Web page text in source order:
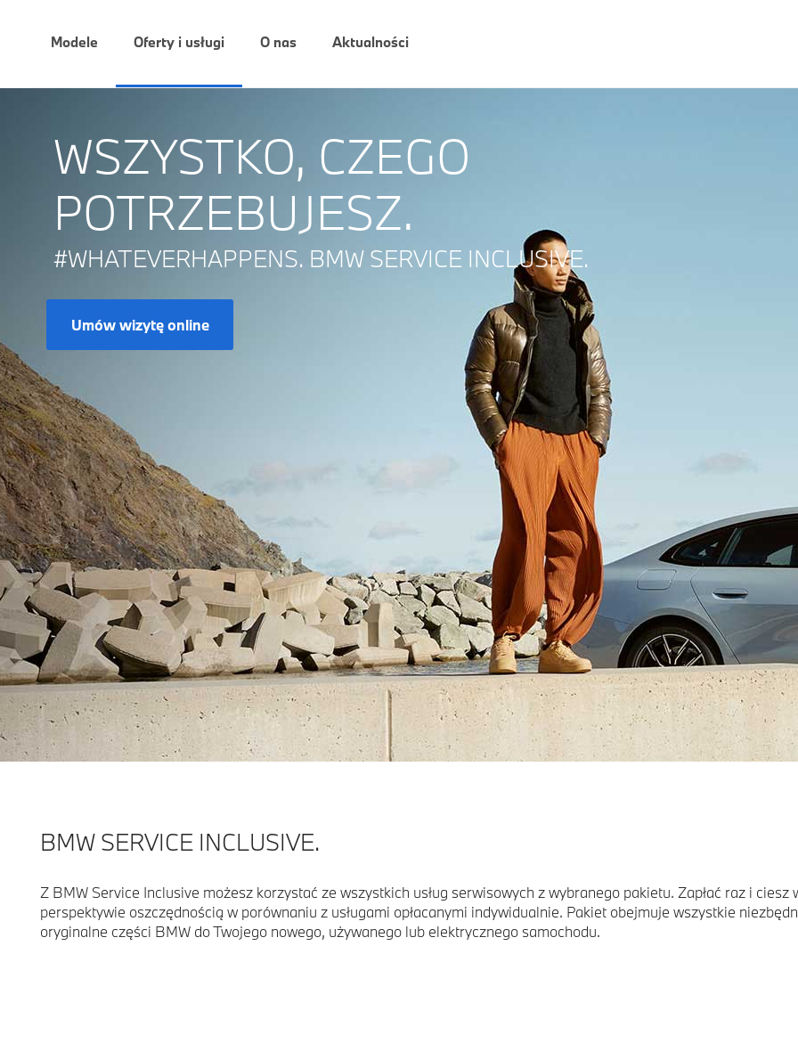
Modele Oferty i usługi O nas Aktualności
WSZYSTKO, CZEGO
POTRZEBUJESZ.
#WHATEVERHAPPENS. BMW SERVICE INCLUSIVE.
Umów wizytę online
BMW SERVICE INCLUSIVE.
Z BMW Service Inclusive możesz korzystać ze wszystkich usług serwisowych z wybranego pakietu. Zapłać raz i ciesz
perspektywie oszczędnością w porównaniu z usługami opłacanymi indywidualnie. Pakiet obejmuje wszystkie
oryginalne części BMW do Twojego nowego, używanego lub elektrycznego samochodu.